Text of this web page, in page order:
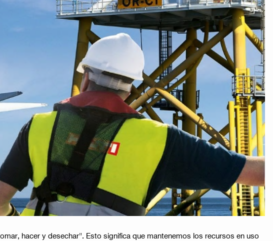
hacer y desechar". Esto significa que mantenemos los recursos en uso